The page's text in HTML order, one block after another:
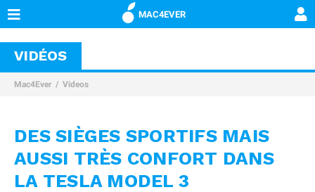
MAC4EVER
VIDÉOS
Mac4Ever Videos
DES SIÈGES SPORTIFS MAIS
AUSSI TRÈS CONFORT DANS
LA TESLA MODEL 3